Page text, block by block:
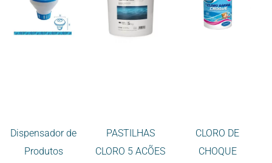
Dispensador de
Produtos
PASTILHAS
CLORO 5 ACÕES
CLORO DE
CHOQUE